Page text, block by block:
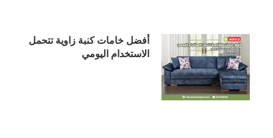
أفضل خامات كنبة زاوية تتحمل
الاستخدام اليومي